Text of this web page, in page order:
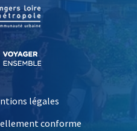
, Ouvre une nouvelle
légales
conforme